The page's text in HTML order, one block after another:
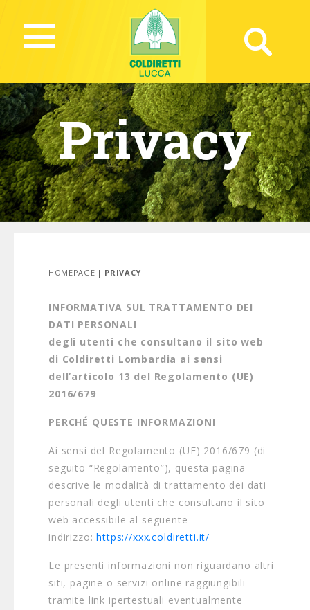
Privacy
HOMEPAGE | PRIVACY
INFORMATIVA SUL TRATTAMENTO DEI
DATI PERSONALI
degli utenti che consultano il sito web
di Coldiretti Lombardia ai sensi
dell’articolo 13 del Regolamento (UE)
2016/679
PERCHÉ QUESTE INFORMAZIONI
Ai sensi del Regolamento (UE) 2016/679 (di
seguito “Regolamento”), questa pagina
descrive le modalità di trattamento dei dati
personali degli utenti che consultano il sito
web accessibile al seguente
indirizzo:https://xxx.coldiretti.it/
Le presenti informazioni non riguardano altri
siti, pagine o servizi online raggiungibili
tramite link ipertestuali eventualmente